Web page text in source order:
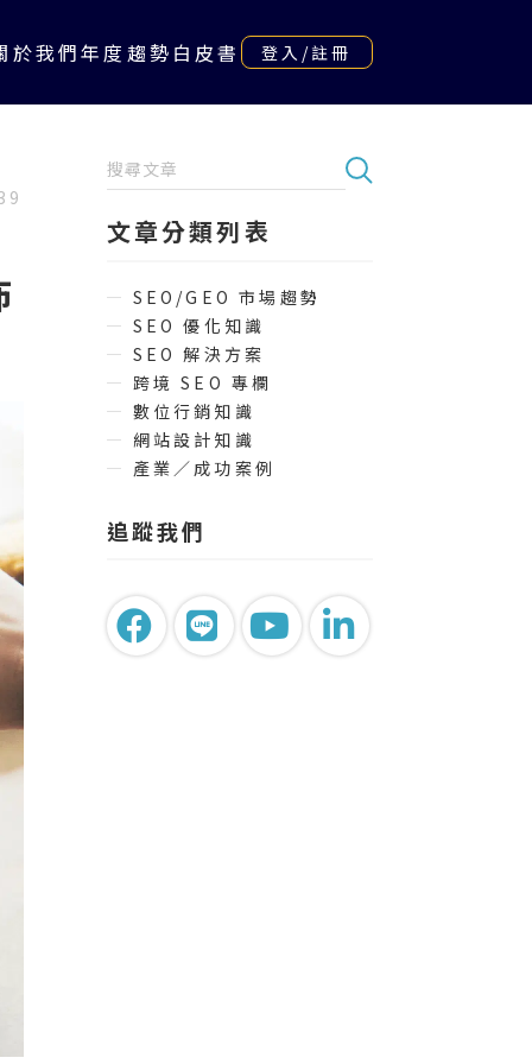
於我們年度趨勢白皮書 登入/註冊
文章分類列表
SEO/GEO 市場趨勢
SEO 優化知識
SEO 解決方案
跨境 SEO 專欄
數位行銷知識
網站設計知識
產業／成功案例
追蹤我們